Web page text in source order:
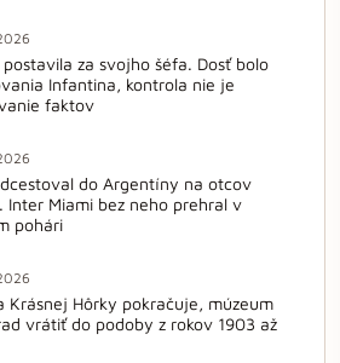
postavila za svojho šéfa. Dosť bolo
Infantina, kontrola nie je
faktov
do Argentíny na otcov
Inter Miami bez neho prehral v
pohári
Krásnej Hôrky pokračuje, múzeum
vrátiť do podoby z rokov 1903 až